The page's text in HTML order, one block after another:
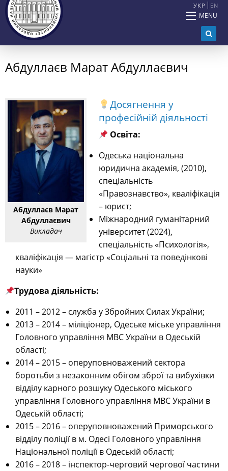
УКР EN
MENU
Абдуллаєв Марат Абдуллаєвич
Абдуллаєв Марат
Абдуллаєвич
Викладач
Досягнення у
професійній діяльності
Освіта:
Одеська національна
юридична академія, (2010),
спеціальність
«Правознавство», кваліфікація
– юрист;
Міжнародний гуманітарний
університет (2024),
спеціальність «Психологія»,
кваліфікація — магістр «Соціальні та поведінкові
науки»
Трудова діяльність:
2011 – 2012 – служба у Збройних Силах України;
2013 – 2014 – міліціонер, Одеське міське управління
Головного управління МВС України в Одеській
області;
2014 – 2015 – оперуповноважений сектора
боротьби з незаконним обігом зброї та вибухівки
відділу карного розшуку Одеського міського
управління Головного управління МВС України в
Одеській області;
2015 – 2016 – оперуповноважений Приморського
відділу поліції в м. Одесі Головного управління
Національної поліції в Одеській області;
2016 – 2018 – інспектор-черговий чергової частини